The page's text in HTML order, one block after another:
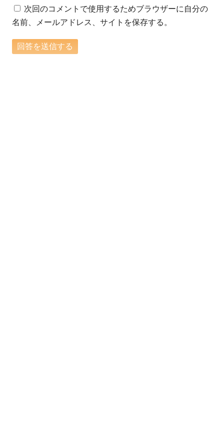
次回のコメントで使用するためブラウザーに自分の
名前、メールアドレス、サイトを保存する。